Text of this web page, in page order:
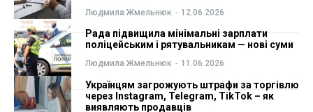
Людмила Жмельнюк - 12.06.2026
Рада підвищила мінімальні зарплати
поліцейським і рятувальникам — нові суми
Людмила Жмельнюк - 11.06.2026
Українцям загрожують штрафи за торгівлю
через Instagram, Telegram, TikTok – як
виявляють продавців